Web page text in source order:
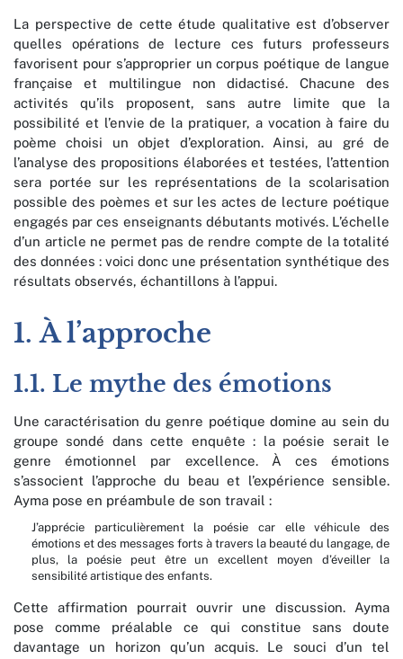
La perspective de cette étude qualitative est d’observer
quelles opérations de lecture ces futurs professeurs
favorisent pour s’approprier un corpus poétique de langue
française et multilingue non didactisé. Chacune des
activités qu’ils proposent, sans autre limite que la
possibilité et l’envie de la pratiquer, a vocation à faire du
poème choisi un objet d’exploration. Ainsi, au gré de
l’analyse des propositions élaborées et testées, l’attention
sera portée sur les représentations de la scolarisation
possible des poèmes et sur les actes de lecture poétique
engagés par ces enseignants débutants motivés. L’échelle
d’un article ne permet pas de rendre compte de la totalité
des données : voici donc une présentation synthétique des
résultats observés, échantillons à l’appui.
1. À l’approche
1.1. Le mythe des émotions
Une caractérisation du genre poétique domine au sein du
groupe sondé dans cette enquête : la poésie serait le
genre émotionnel par excellence. À ces émotions
s’associent l’approche du beau et l’expérience sensible.
Ayma pose en préambule de son travail :
J’apprécie particulièrement la poésie car elle véhicule des
émotions et des messages forts à travers la beauté du langage, de
plus, la poésie peut être un excellent moyen d’éveiller la
sensibilité artistique des enfants.
Cette affirmation pourrait ouvrir une discussion. Ayma
pose comme préalable ce qui constitue sans doute
davantage un horizon qu’un acquis. Le souci d’un tel